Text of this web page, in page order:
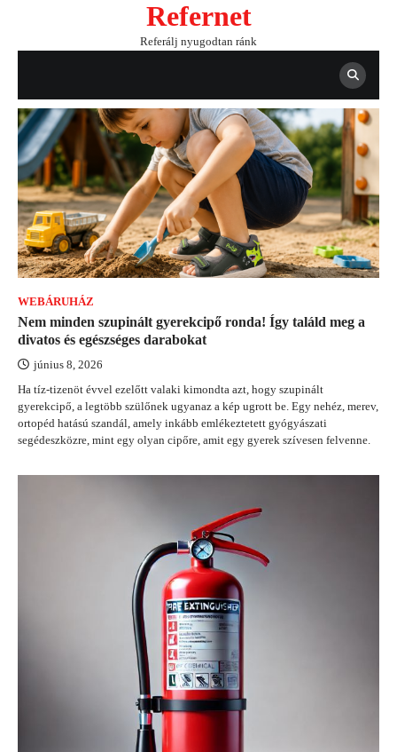
content
Refernet
Referálj nyugodtan ránk
WEBÁRUHÁZ
Nem minden szupinált gyerekcipő ronda! Így találd meg a
divatos és egészséges darabokat
június 8, 2026
Ha tíz-tizenöt évvel ezelőtt valaki kimondta azt, hogy szupinált
gyerekcipő, a legtöbb szülőnek ugyanaz a kép ugrott be. Egy nehéz, merev,
ortopéd hatású szandál, amely inkább emlékeztetett gyógyászati
segédeszközre, mint egy olyan cipőre, amit egy gyerek szívesen felvenne.